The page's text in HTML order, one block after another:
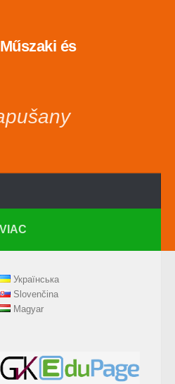
és
VIAC
Українська
Slovenčina
Magyar